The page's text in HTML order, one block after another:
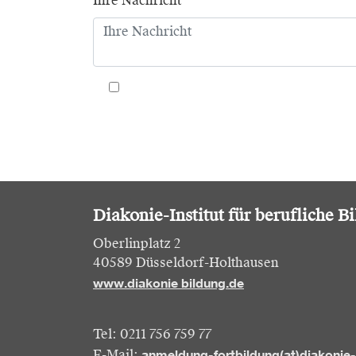
Diakonie-Institut für berufliche
Oberlinplatz 2
40589 Düsseldorf-Holthausen
www.diakonie bildung.de
Tel: 0211 756 759 77